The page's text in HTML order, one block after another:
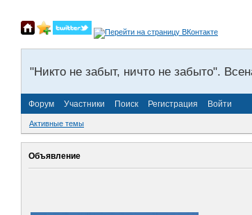
"Никто не забыт, ничто не забыто".
Форум Участники Поиск Регистрация Войти
Активные темы
Объявление